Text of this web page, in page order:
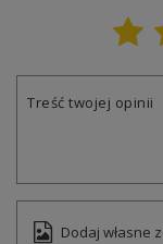
Treść twojej opinii
Dodaj własne